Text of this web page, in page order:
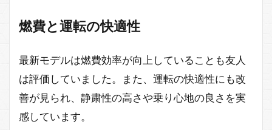
燃費と運転の快適性
最新モデルは燃費効率が向上していることも友人
は評価していました。また、運転の快適性にも改
善が見られ、静粛性の高さや乗り心地の良さを実
感しています。